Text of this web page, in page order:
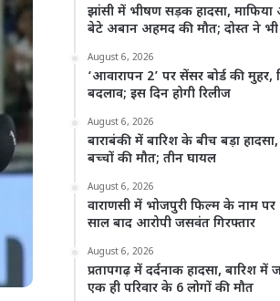
झांसी में भीषण सड़क हादसा,
बेटे अबान अहमद की मौत; दोस्त ने भी
August 6, 2026
‘आवारापन 2’ पर सेंसर बोर्ड की
बदलाव; इस दिन होगी रिलीज
August 6, 2026
बाराबंकी में बारिश के बीच बड़ा हादसा,
बच्चों की मौत; तीन घायल
August 6, 2026
वाराणसी में भोजपुरी फिल्म के नाम
साल बाद आरोपी जसवंत गिरफ्तार
August 6, 2026
प्रतापगढ़ में दर्दनाक हादसा, बारिश में
एक ही परिवार के 6 लोगों की मौत